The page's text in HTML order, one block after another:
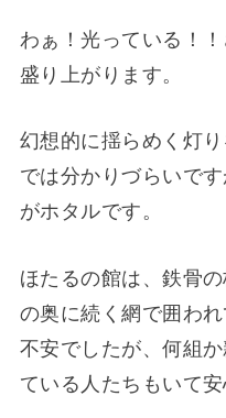
わぁ！光っている！
盛り上がります。
幻想的に揺らめく灯
では分かりづらいで
がホタルです。
ほたるの館は、鉄骨
の奥に続く網で囲わ
不安でしたが、何組
ている人たちもいて安